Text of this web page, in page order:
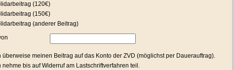
(120€)
(150€)
(anderer Beitrag)
überweise meinen Beitrag auf das Konto der ZVD (möglichst per Dauerauftrag).
nehme bis auf Widerruf am Lastschriftverfahren teil.